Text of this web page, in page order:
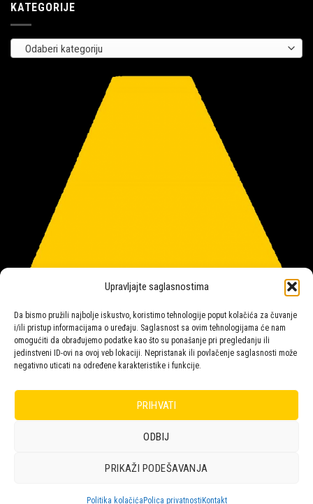
Upravljajte saglasnostima
Da bismo pružili najbolje iskustvo, koristimo tehnologije poput kolačića za čuvanje
i/ili pristup informacijama o uređaju. Saglasnost sa ovim tehnologijama će nam
omogućiti da obrađujemo podatke kao što su ponašanje pri pregledanju ili
jedinstveni ID-ovi na ovoj veb lokaciji. Nepristanak ili povlačenje saglasnosti može
negativno uticati na određene karakteristike i funkcije.
PRIHVATI
ODBIJ
PRIKAŽI PODEŠAVANJA
Politika kolačića Polica privatnosti Kontakt
KATEGORIJE
Odaberi kategoriju